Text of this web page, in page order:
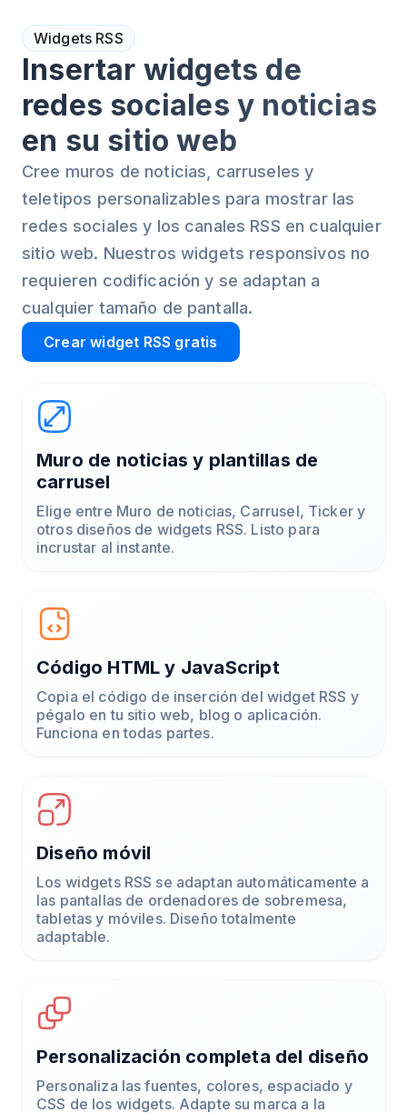
Widgets RSS
Insertar widgets de
redes sociales y noticias
en su sitio web
Cree muros de noticias, carruseles y
teletipos personalizables para mostrar las
redes sociales y los canales RSS en cualquier
sitio web. Nuestros widgets responsivos no
requieren codificación y se adaptan a
cualquier tamaño de pantalla.
Crear widget RSS gratis
Muro de noticias y plantillas de
carrusel
Elige entre Muro de noticias, Carrusel, Ticker y
otros diseños de widgets RSS. Listo para
incrustar al instante.
Código HTML y JavaScript
Copia el código de inserción del widget RSS y
pégalo en tu sitio web, blog o aplicación.
Funciona en todas partes.
Diseño móvil
Los widgets RSS se adaptan automáticamente a
las pantallas de ordenadores de sobremesa,
tabletas y móviles. Diseño totalmente
adaptable.
Personalización completa del diseño
Personaliza las fuentes, colores, espaciado y
CSS de los widgets. Adapte su marca a la